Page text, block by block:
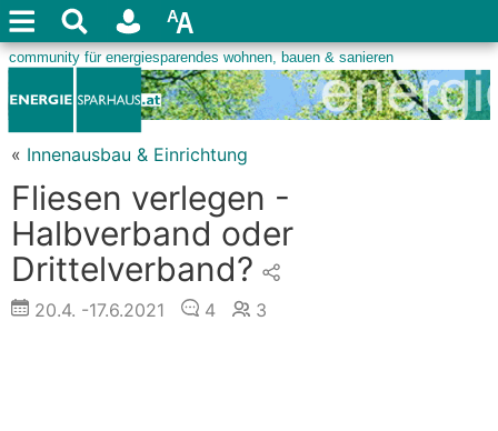
« Innenausbau & Einrichtung
Fliesen verlegen -
Halbverband oder
Drittelverband?
20.4. -17.6.2021 4 3